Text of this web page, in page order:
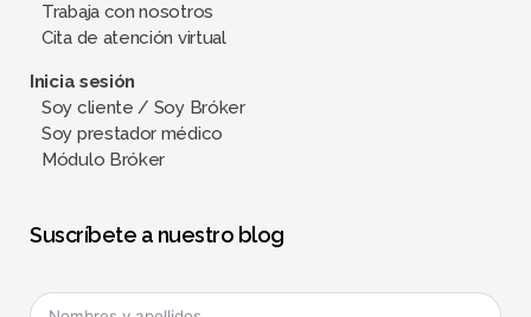
Trabaja con nosotros
Cita de atención virtual
Inicia sesión
Soy cliente / Soy Bróker
Soy prestador médico
Módulo Bróker
Suscríbete a nuestro blog